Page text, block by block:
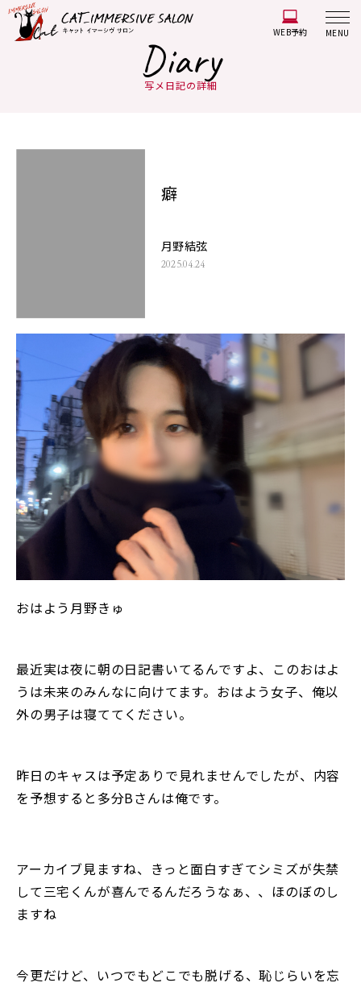
WEB予約 MENU
Diary
写メ日記の詳細
癖
月野結弦
2025.04.24
おはよう月野きゅ
最近実は夜に朝の日記書いてるんですよ、このおはよ
うは未来のみんなに向けてます。おはよう女子、俺以
外の男子は寝ててください。
昨日のキャスは予定ありで見れませんでしたが、内容
を予想すると多分Bさんは俺です。
アーカイブ見ますね、きっと面白すぎてシミズが失禁
して三宅くんが喜んでるんだろうなぁ、、ほのぼのし
ますね
今更だけど、いつでもどこでも脱げる、恥じらいを忘